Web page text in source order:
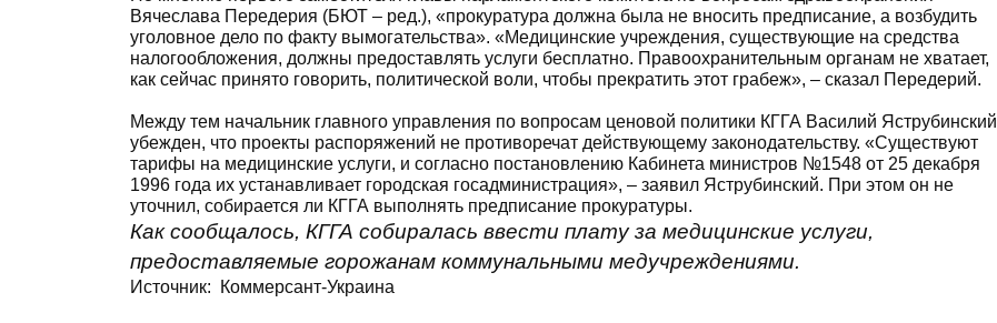
Вячеслава Передерия (БЮТ – ред.), «прокуратура должна была не вносить предписание, а возбудить
уголовное дело по факту вымогательства». «Медицинские учреждения, существующие на средства
налогообложения, должны предоставлять услуги бесплатно. Правоохранительным органам не хватает,
как сейчас принято говорить, политической воли, чтобы прекратить этот грабеж», – сказал Передерий.
Между тем начальник главного управления по вопросам ценовой политики КГГА Василий Яструбинский
убежден, что проекты распоряжений не противоречат действующему законодательству. «Существуют
тарифы на медицинские услуги, и согласно постановлению Кабинета министров №1548 от 25 декабря
1996 года их устанавливает городская госадминистрация», – заявил Яструбинский. При этом он не
уточнил, собирается ли КГГА выполнять предписание прокуратуры.
Как сообщалось, КГГА собиралась ввести плату за медицинские услуги,
предоставляемые горожанам коммунальными медучреждениями.
Источник: Коммерсант-Украина